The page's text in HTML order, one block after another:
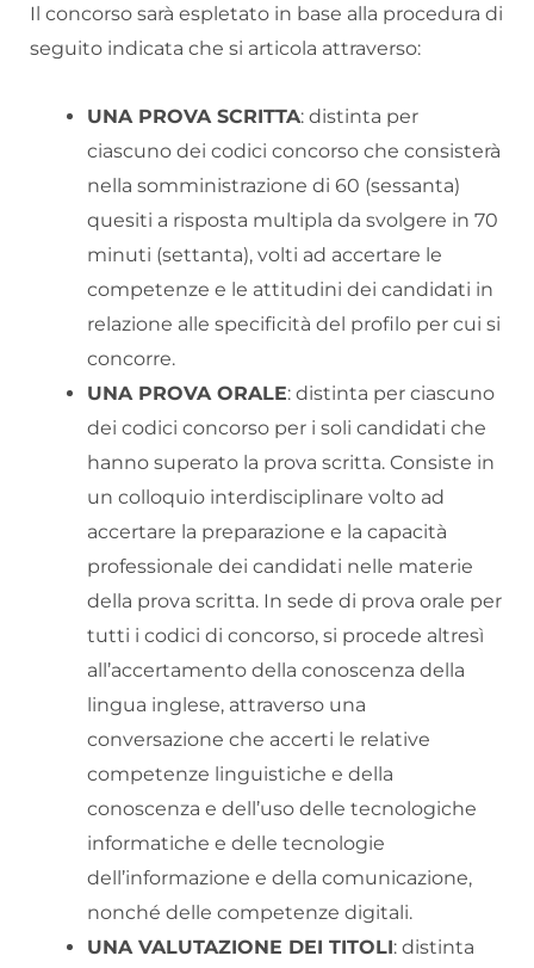
Il concorso sarà espletato in base alla procedura di
seguito indicata che si articola attraverso:
UNA PROVA SCRITTA: distinta per
ciascuno dei codici concorso che consisterà
nella somministrazione di 60 (sessanta)
quesiti a risposta multipla da svolgere in 70
minuti (settanta), volti ad accertare le
competenze e le attitudini dei candidati in
relazione alle specificità del profilo per cui si
concorre.
UNA PROVA ORALE: distinta per ciascuno
dei codici concorso per i soli candidati che
hanno superato la prova scritta. Consiste in
un colloquio interdisciplinare volto ad
accertare la preparazione e la capacità
professionale dei candidati nelle materie
della prova scritta. In sede di prova orale per
tutti i codici di concorso, si procede altresì
all’accertamento della conoscenza della
lingua inglese, attraverso una
conversazione che accerti le relative
competenze linguistiche e della
conoscenza e dell’uso delle tecnologiche
informatiche e delle tecnologie
dell’informazione e della comunicazione,
nonché delle competenze digitali.
UNA VALUTAZIONE DEI TITOLI: distinta